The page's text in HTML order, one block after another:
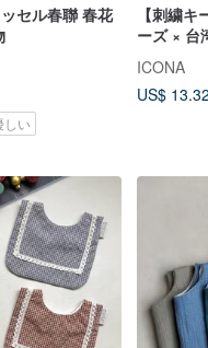
セル春聯 春花
しい
【刺繍
ーズ × 台
ICONA
US$ 13.32